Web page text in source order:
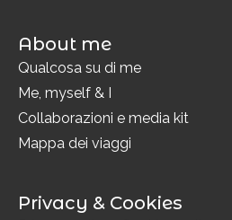
About me
Qualcosa su di me
Me, myself & I
Collaborazioni e media kit
Mappa dei viaggi
Privacy & Cookies